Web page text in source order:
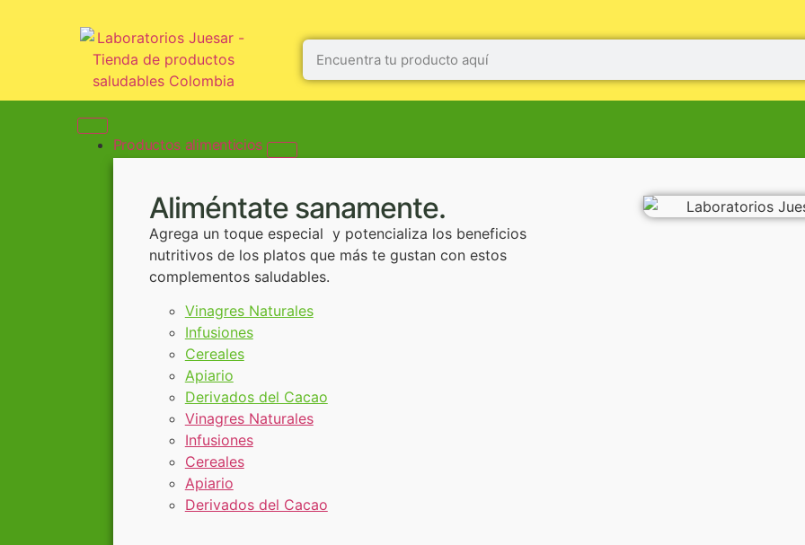
Productos alimenticios
Aliméntate sanamente.
Agrega un toque especial y potencializa los beneficios
nutritivos de los platos que más te gustan con estos
complementos saludables.
Vinagres Naturales
Infusiones
Cereales
Apiario
Derivados del Cacao
Vinagres Naturales
Infusiones
Cereales
Apiario
Derivados del Cacao